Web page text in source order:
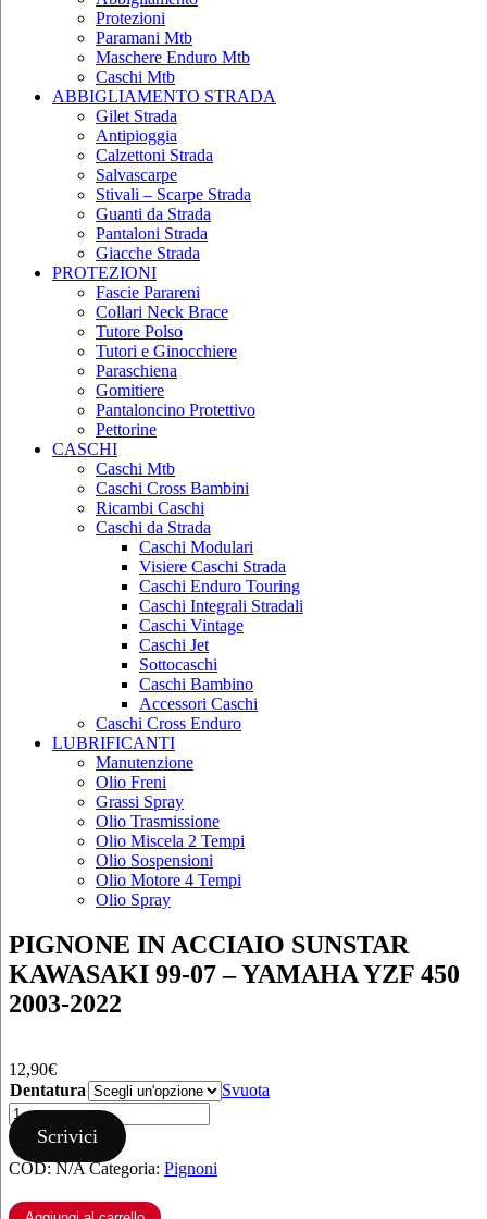
Protezioni
Paramani Mtb
Maschere Enduro Mtb
Caschi Mtb
ABBIGLIAMENTO STRADA
Gilet Strada
Antipioggia
Calzettoni Strada
Salvascarpe
Stivali – Scarpe Strada
Guanti da Strada
Pantaloni Strada
Giacche Strada
PROTEZIONI
Fascie Parareni
Collari Neck Brace
Tutore Polso
Tutori e Ginocchiere
Paraschiena
Gomitiere
Pantaloncino Protettivo
Pettorine
CASCHI
Caschi Mtb
Caschi Cross Bambini
Ricambi Caschi
Caschi da Strada
Caschi Modulari
Visiere Caschi Strada
Caschi Enduro Touring
Caschi Integrali Stradali
Caschi Vintage
Caschi Jet
Sottocaschi
Caschi Bambino
Accessori Caschi
Caschi Cross Enduro
LUBRIFICANTI
Manutenzione
Olio Freni
Grassi Spray
Olio Trasmissione
Olio Miscela 2 Tempi
Olio Sospensioni
Olio Motore 4 Tempi
Olio Spray
PIGNONE IN ACCIAIO SUNSTAR
KAWASAKI 99-07 – YAMAHA YZF 450
2003-2022
12,90€
Dentatura
Svuota
PIGNONE
IN
ACCIAIO
SUNSTAR
99-
Scrivici
COD:N/A Categoria: Pignoni